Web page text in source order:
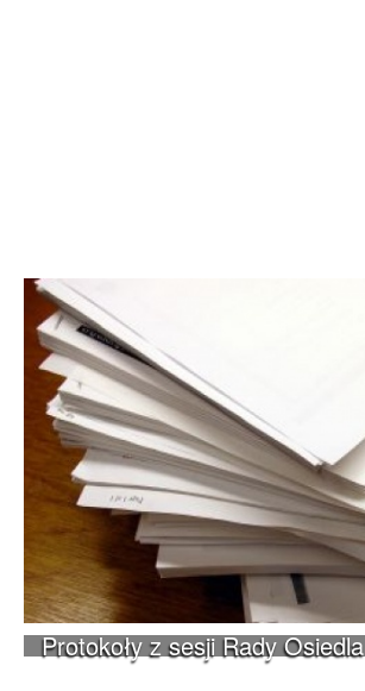
Protokoły z sesji Rady Osiedla